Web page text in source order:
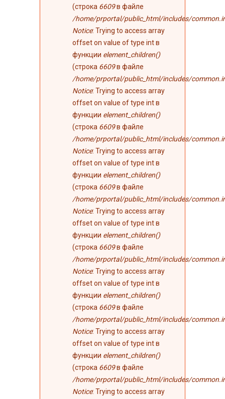
(строка 6609в файле
/home/prportal/public_html/includes/
Notice: Trying to access array
offset on value of type int в
функции element_children()
(строка 6609в файле
/home/prportal/public_html/includes/
Notice: Trying to access array
offset on value of type int в
функции element_children()
(строка 6609в файле
/home/prportal/public_html/includes/
Notice: Trying to access array
offset on value of type int в
функции element_children()
(строка 6609в файле
/home/prportal/public_html/includes/
Notice: Trying to access array
offset on value of type int в
функции element_children()
(строка 6609в файле
/home/prportal/public_html/includes/
Notice: Trying to access array
offset on value of type int в
функции element_children()
(строка 6609в файле
/home/prportal/public_html/includes/
Notice: Trying to access array
offset on value of type int в
функции element_children()
(строка 6609в файле
/home/prportal/public_html/includes/
Notice: Trying to access array